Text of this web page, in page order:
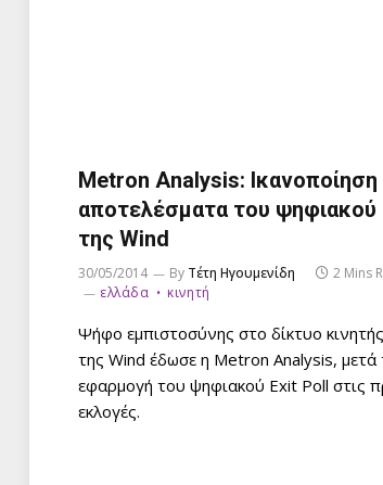
Metron Analysis:
αποτελέσματα του ψηφιακού
της Wind
30/05/2014 By Τέτη Ηγουμενίδη
2 Mins
ελλάδα
κινητή
Ψήφο εμπιστοσύνης στο δίκτυο
της Wind έδωσε η Metron Analysis, μετά
εφαρμογή του ψηφιακού Exit Poll στις
εκλογές.